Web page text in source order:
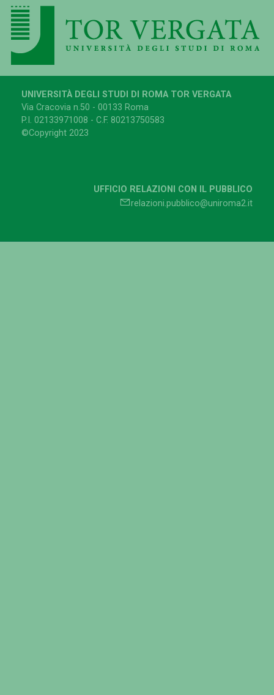
UNIVERSITÀ DEGLI STUDI DI ROMA TOR VERGATA
Via Cracovia n.50 - 00133 Roma
P.I. 02133971008 - C.F. 80213750583
©Copyright 2023
UFFICIO RELAZIONI CON IL PUBBLICO
relazioni.pubblico@uniroma2.it